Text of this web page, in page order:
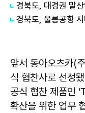
경북도, 울릉공항
앞서 동아오츠카(
식 협찬사로 선정
공식 협찬 제품인
확산을 위한 업무